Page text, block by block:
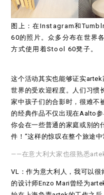
图上：在Instagram和
60的照片。众多分布在世界
方式使用着Stool 60凳子。
这个活动其实也能够证实
世界的受欢迎程度。人们习惯
家中孩子们的合影时，很难不
的经典作品不仅出现在Aalto
你会在一些普通的家庭或别的
件！”这样的惊叹在整个旅途中
——在意大利大家也很熟悉
VL：作为意大利人，我可以很
的设计师Enzo Mari曾经为